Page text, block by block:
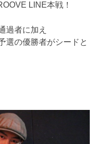
LINE本戦！
過者に加え
選の優勝者がシードと